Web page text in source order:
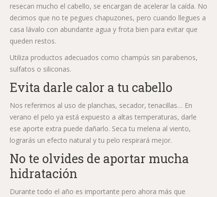
resecan mucho el cabello, se encargan de acelerar la caída. No
decimos que no te pegues chapuzones, pero cuando llegues a
casa lávalo con abundante agua y frota bien para evitar que
queden restos.
Utiliza productos adecuados como champús sin parabenos,
sulfatos o siliconas.
Evita darle calor a tu cabello
Nos referimos al uso de planchas, secador, tenacillas… En
verano el pelo ya está expuesto a altas temperaturas, darle
ese aporte extra puede dañarlo. Seca tu melena al viento,
lograrás un efecto natural y tu pelo respirará mejor.
No te olvides de aportar mucha
hidratación
Durante todo el año es importante pero ahora más que